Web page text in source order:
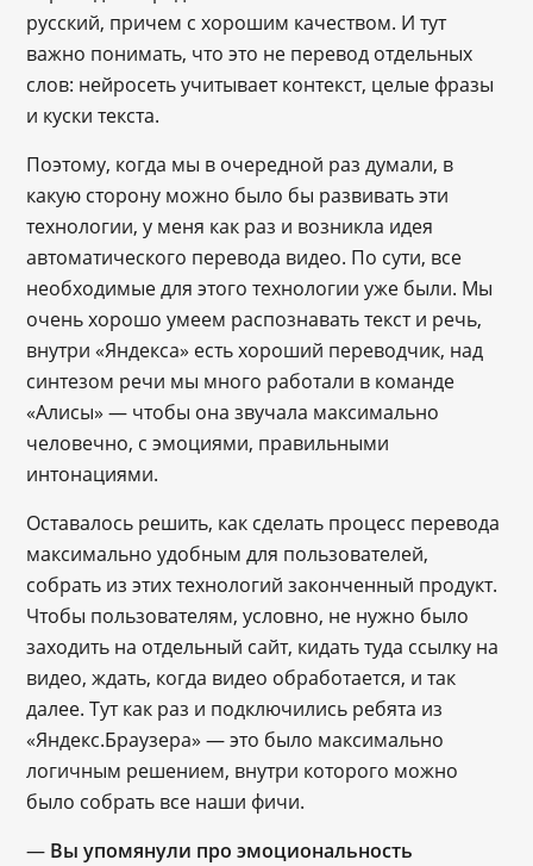
русский, причем с хорошим качеством. И тут
важно понимать, что это не перевод отдельных
слов: нейросеть учитывает контекст, целые фразы
и куски текста.
Поэтому, когда мы в очередной раз думали, в
какую сторону можно было бы развивать эти
технологии, у меня как раз и возникла идея
автоматического перевода видео. По сути, все
необходимые для этого технологии уже были. Мы
очень хорошо умеем распознавать текст и речь,
внутри «Яндекса» есть хороший переводчик, над
синтезом речи мы много работали в команде
«Алисы» ― чтобы она звучала максимально
человечно, с эмоциями, правильными
интонациями.
Оставалось решить, как сделать процесс перевода
максимально удобным для пользователей,
собрать из этих технологий законченный продукт.
Чтобы пользователям, условно, не нужно было
заходить на отдельный сайт, кидать туда ссылку на
видео, ждать, когда видео обработается, и так
далее. Тут как раз и подключились ребята из
«Яндекс.Браузера» ― это было максимально
логичным решением, внутри которого можно
было собрать все наши фичи.
― Вы упомянули про эмоциональность